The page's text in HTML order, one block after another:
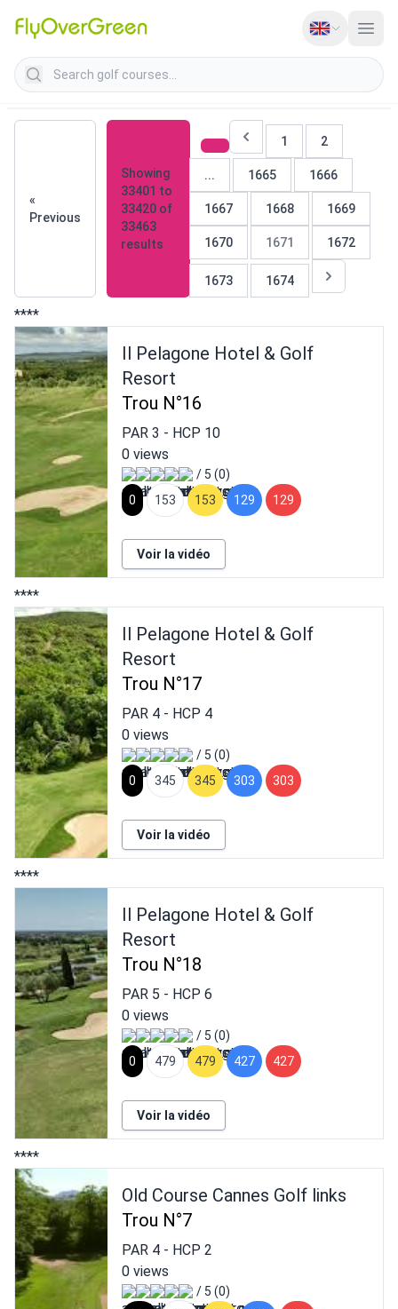
Search golf courses
«
Previous
Showing
33401 to
33420 of
33463
results
1 2
... 1665 1666
1667 1668 1669
1670 1671 1672
1673 1674
****
Il Pelagone Hotel & Golf
Resort
Trou N°16
PAR 3 - HCP 10
0 views
/ 5 (0)
0
153 153 129 129
Voir la vidéo
****
Il Pelagone Hotel & Golf
Resort
Trou N°17
PAR 4- HCP 4
0 views
/ 5 (0)
0
345 345 303 303
Voir la vidéo
****
Il Pelagone Hotel & Golf
Resort
Trou N°18
PAR 5 - HCP 6
0 views
/ 5 (0)
0
479 479 427 427
Voir la vidéo
****
Old Course Cannes Golf links
Trou N°7
PAR 4- HCP 2
0 views
/ 5 (0)